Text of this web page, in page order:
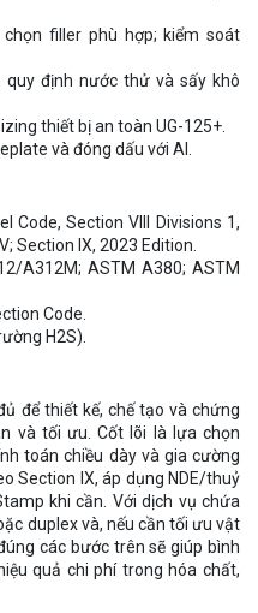
chọn filler phù hợp; kiểm soát
quy định nước thử và sấy khô
thiết bị an toàn UG-125+.
và đóng dấu với AI.
Code, Section VIII Divisions 1,
Section IX, 2023 Edition.
A312M; ASTM A380; ASTM
Code.
H2S).
để thiết kế, chế tạo và chứng
và tối ưu. Cốt lõi là lựa chọn
toán chiều dày và gia cường
Section IX, áp dụng NDE/thuỷ
khi cần. Với dịch vụ chứa
duplex và, nếu cần tối ưu vật
các bước trên sẽ giúp bình
quả chi phí trong hóa chất,